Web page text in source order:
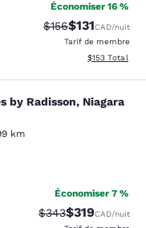
Économiser 16 %
Tarif barré :
$156Tarif réduit :
$131CAD/nuit
Tarif de membre
Afficher les
$153 Total
Radisson,
by Radisson, Niagara
km
commentaires
Économiser 7 %
Tarif barré :
$343Tarif réduit :
$319CAD/nuit